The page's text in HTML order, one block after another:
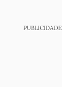
PUBLICIDADE